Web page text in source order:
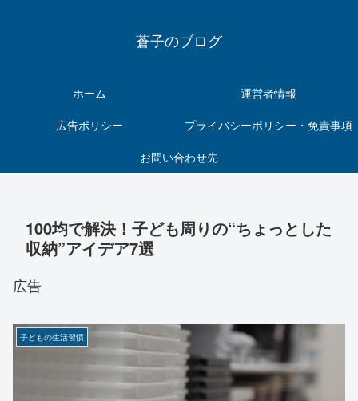
蒼子のブログ
ホーム
運営者情報
広告ポリシー
プライバシーポリシー・免責事項
お問い合わせ先
100均で解決！子ども周りの“ちょっとした
収納”アイデア7選
広告
子どもの生活習慣